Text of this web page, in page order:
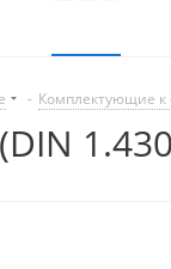
- Комплектующие